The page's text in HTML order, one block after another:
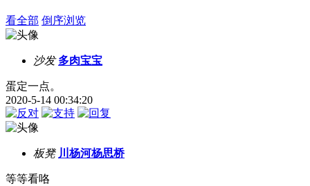
看全部 倒序浏览
沙发 多肉宝宝
蛋定一点。
2020-5-14 00:34:20
板凳 川杨河杨思桥
等等看咯